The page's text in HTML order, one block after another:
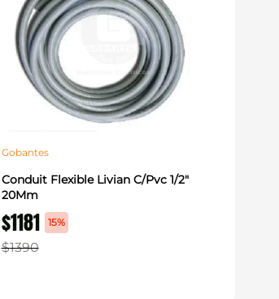
Gobantes
Conduit Flexible Livian C/Pvc 1/2"
20Mm
$1181 15%
$1390